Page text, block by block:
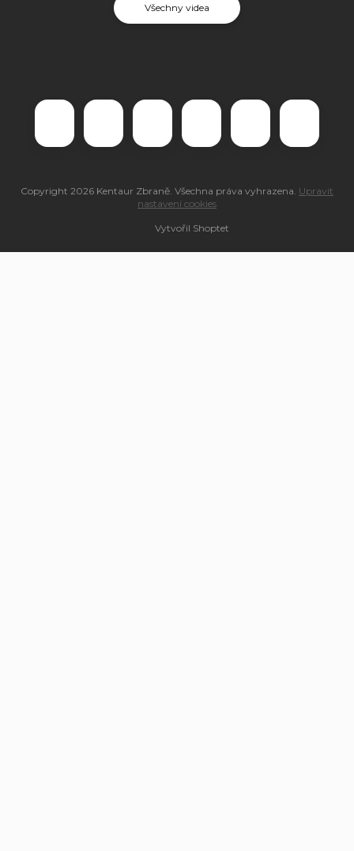
Všechny videa
Vytvořil Shoptet
Copyright 2026 Kentaur Zbraně . Všechna práva vyhrazena. Upravit
nastavení cookies